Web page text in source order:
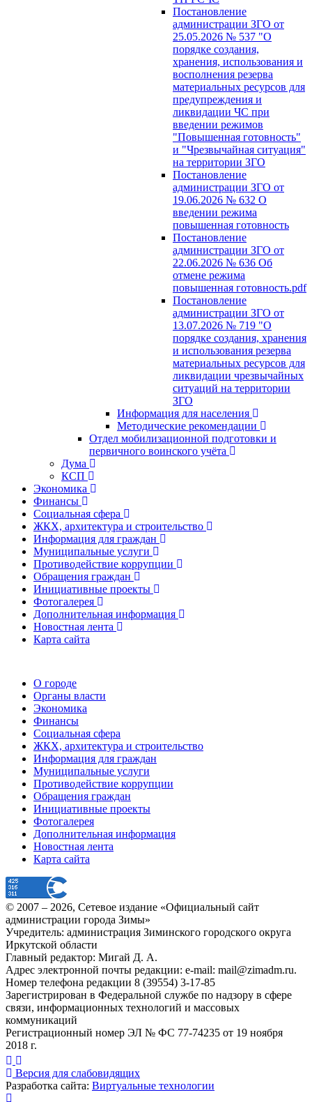
Постановление
администрации ЗГО от
25.05.2026 № 537 "О
порядке создания,
хранения, использования и
восполнения резерва
материальных ресурсов для
предупреждения и
ликвидации ЧС при
введении режимов
"Повышенная готовность"
и "Чрезвычайная ситуация"
на территории ЗГО
Постановление
администрации ЗГО от
19.06.2026 № 632 О
введении режима
повышенная готовность
Постановление
администрации ЗГО от
22.06.2026 № 636 Об
отмене режима
повышенная готовность.pdf
Постановление
администрации ЗГО от
13.07.2026 № 719 "О
порядке создания, хранения
и использования резерва
материальных ресурсов для
ликвидации чрезвычайных
ситуаций на территории
ЗГО
Информация для населения
Методические рекомендации
Отдел мобилизационной подготовки и
первичного воинского учёта
Дума
КСП
Экономика
Финансы
Социальная сфера
ЖКХ, архитектура и строительство
Информация для граждан
Муниципальные услуги
Противодействие коррупции
Обращения граждан
Инициативные проекты
Фотогалерея
Дополнительная информация
Новостная лента
Карта сайта
О городе
Органы власти
Экономика
Финансы
Социальная сфера
ЖКХ, архитектура и строительство
Информация для граждан
Муниципальные услуги
Противодействие коррупции
Обращения граждан
Инициативные проекты
Фотогалерея
Дополнительная информация
Новостная лента
Карта сайта
© 2007 – 2026, Сетевое издание «Официальный сайт
администрации города Зимы»
Учредитель: администрация Зиминского городского округа
Иркутской области
Главный редактор: Мигай Д. А.
Адрес электронной почты редакции: e-mail: mail@zimadm.ru.
Номер телефона редакции 8 (39554) 3-17-85
Зарегистрирован в Федеральной службе по надзору в сфере
связи, информационных технологий и массовых
коммуникаций
Регистрационный номер ЭЛ № ФС 77-74235 от 19 ноября
2018 г.
Версия для слабовидящих
Разработка сайта: Виртуальные технологии